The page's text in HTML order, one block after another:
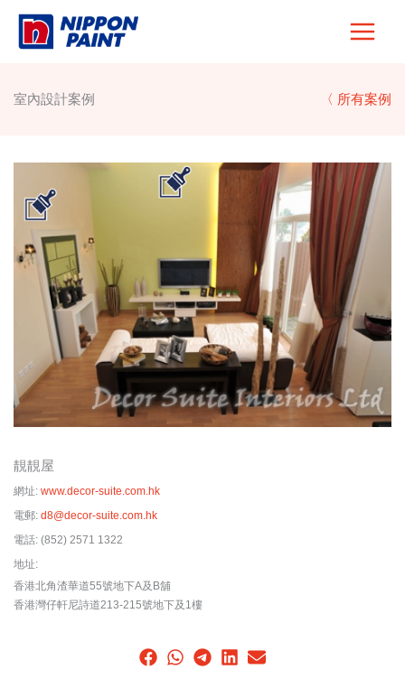
Skip
室內設計案例 〈 所有案例
靚靚屋
網址: www.decor-suite.com.hk
電郵: d8@decor-suite.com.hk
電話: (852) 2571 1322
地址:
香港北角渣華道55號地下A及B舖
香港灣仔軒尼詩道213-215號地下及1樓